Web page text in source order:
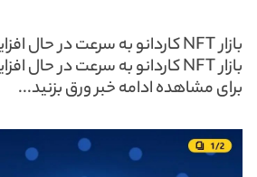
بازار NFT کاردانو به سرعت در حال افزایش است.
بازار NFT کاردانو به سرعت در حال افزایش است.
برای مشاهده ادامه خبر ورق بزنید...